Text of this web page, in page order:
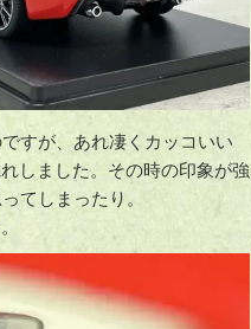
すが、あれ凄くカッコいい
しました。その時の印象が強
てしまったり。